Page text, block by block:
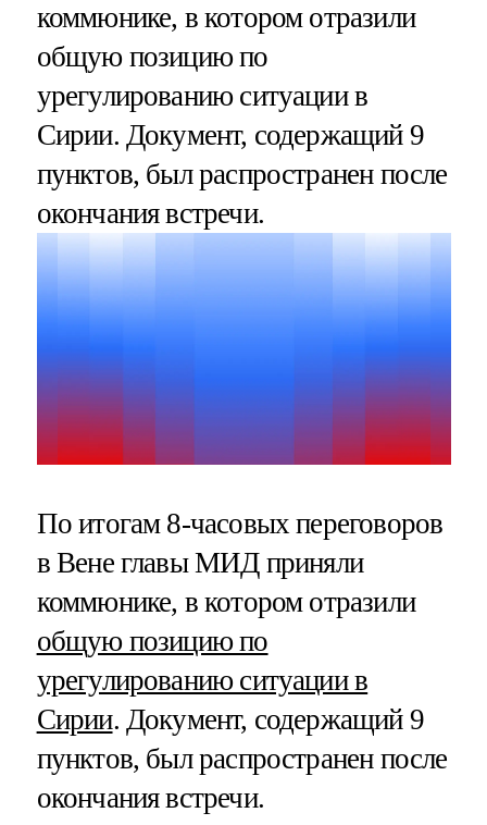
коммюнике, в котором отразили
общую позицию по
урегулированию ситуации в
Сирии. Документ, содержащий 9
пунктов, был распространен после
окончания встречи.
По итогам 8-часовых переговоров
в Вене главы МИД приняли
коммюнике, в котором отразили
общую позицию по
урегулированию ситуации в
Сирии. Документ, содержащий 9
пунктов, был распространен после
окончания встречи.